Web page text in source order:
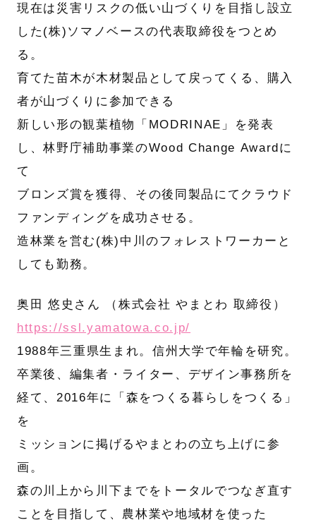
現在は災害リスクの低い山づくりを目指し設立
した(株)ソマノベースの代表取締役をつとめ
る。
育てた苗木が木材製品として戻ってくる、購入
者が山づくりに参加できる
新しい形の観葉植物「MODRINAE」を発表
し、林野庁補助事業のWood Change Awardに
て
ブロンズ賞を獲得、その後同製品にてクラウド
ファンディングを成功させる。
造林業を営む(株)中川のフォレストワーカーと
しても勤務。
奥田 悠史さん （株式会社 やまとわ 取締役）
https://ssl.yamatowa.co.jp/
1988年三重県生まれ。信州大学で年輪を研究。
卒業後、編集者・ライター、デザイン事務所を
経て、2016年に「森をつくる暮らしをつくる」
を
ミッションに掲げるやまとわの立ち上げに参
画。
森の川上から川下までをトータルでつなぎ直す
ことを目指して、農林業や地域材を使った